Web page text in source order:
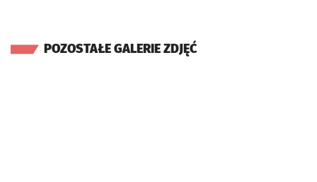
POZOSTAŁE GALERIE ZDJĘĆ